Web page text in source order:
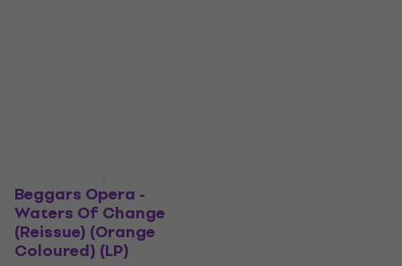
Beggars Opera -
Waters Of Change
(Reissue) (Orange
Coloured) (LP)